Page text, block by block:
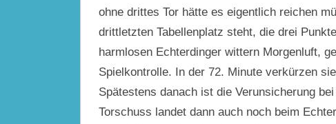
ohne drittes Tor hätte es eigentlich reichen
drittletzten Tabellenplatz steht, die drei
harmlosen Echterdinger wittern Morgenluft,
Spielkontrolle. In der 72. Minute verkürzen
Spätestens danach ist die Verunsicherung
Torschuss landet dann auch noch beim